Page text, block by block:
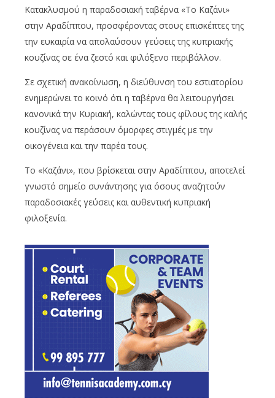
Κατακλυσμού η παραδοσιακή ταβέρνα «Το Καζάνι»
στην Αραδίππου, προσφέροντας στους επισκέπτες της
την ευκαιρία να απολαύσουν γεύσεις της κυπριακής
κουζίνας σε ένα ζεστό και φιλόξενο περιβάλλον.
Σε σχετική ανακοίνωση, η διεύθυνση του εστιατορίου
ενημερώνει το κοινό ότι η ταβέρνα θα λειτουργήσει
κανονικά την Κυριακή, καλώντας τους φίλους της καλής
κουζίνας να περάσουν όμορφες στιγμές με την
οικογένεια και την παρέα τους.
Το «Καζάνι», που βρίσκεται στην Αραδίππου, αποτελεί
γνωστό σημείο συνάντησης για όσους αναζητούν
παραδοσιακές γεύσεις και αυθεντική κυπριακή
φιλοξενία.